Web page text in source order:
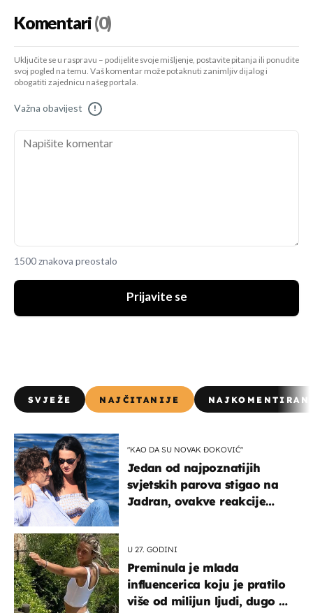
Komentari(0)
Uključite se u raspravu – podijelite svoje mišljenje, postavite pitanja ili ponudite
svoj pogled na temu. Vaš komentar može potaknuti zanimljiv dijalog i
obogatiti zajednicu našeg portala.
Važna obavijest !
1500 znakova preostalo
Prijavite se
SVJEŽE NAJČITANIJE
"KAO DA SU NOVAK ĐOKOVIĆ"
Jedan od najpoznatijih
svjetskih parova stigao na
Jadran, ovakve reakcije
U 27. GODINI
Preminula je mlada
influencerica koju je pratilo
više od milijun ljudi, dugo se